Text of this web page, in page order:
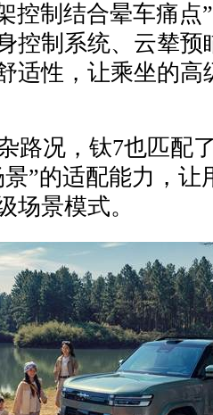
控制结合晕车痛点
控制系统、云辇
适性，让乘坐的
路况，钛7也匹配
”的适配能力，
场景模式。